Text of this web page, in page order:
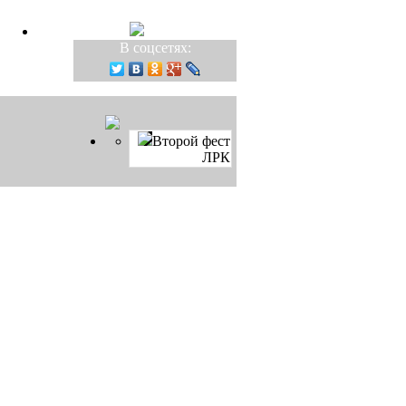
В соцсетях:
Второй фест
ЛРК